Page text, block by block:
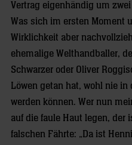
Vertrag eigenhändig um
Was sich im ersten Moment
Wirklichkeit aber
ehemalige Welthandballer,
Schwarzer oder Oliver
Löwen getan hat, wohl nie
werden können. Wer nun
auf die faule Haut legen, der
falschen Fährte: „Da ist